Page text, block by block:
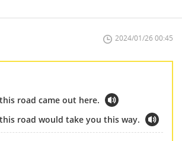
2024/01/26 00:45
road came out here.
road would take you this way.